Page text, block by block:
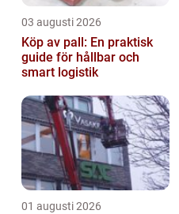
03 augusti 2026
Köp av pall: En praktisk
guide för hållbar och
smart logistik
01 augusti 2026